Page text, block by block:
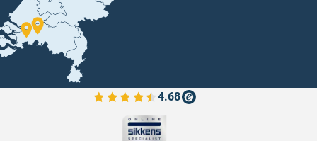
4.68
Bekijk de verfplaza beoordelingen